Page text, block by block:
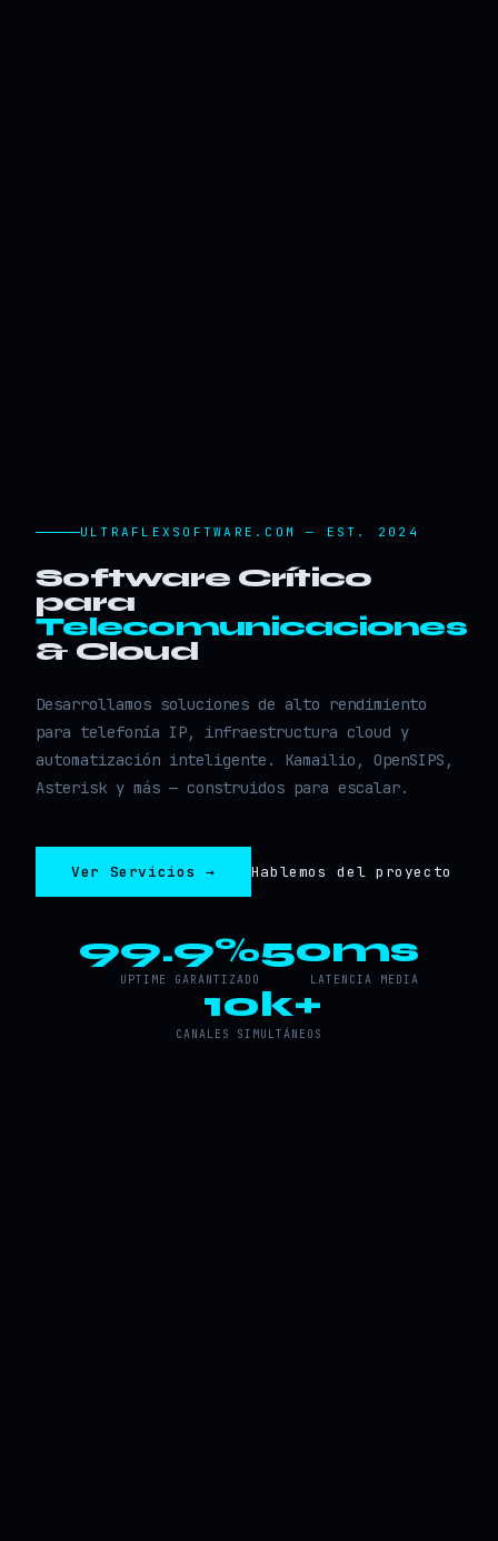
ULTRAFLEXSOFTWARE.COM — EST. 2024
Software Crítico
para
Telecomunicaciones
& Cloud
Desarrollamos soluciones de alto rendimiento
para telefonía IP, infraestructura cloud y
automatización inteligente. Kamailio, OpenSIPS,
Asterisk y más — construidos para escalar.
Ver Servicios → Hablemos del proyecto
99.9%
UPTIME GARANTIZADO
50ms
LATENCIA MEDIA
10k+
CANALES SIMULTÁNEOS